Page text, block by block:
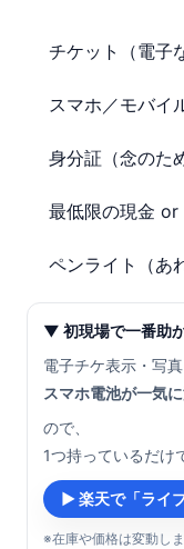
チケット（電子
スマホ／モバイ
身分証（念のた
最低限の現金 or
ペンライト（あ
▼ 初現場で一番助
電子チケ表示・写
スマホ電池が一気
ので、
1つ持っているだけ
▶ 楽天で「ライ
※在庫や価格は変動し